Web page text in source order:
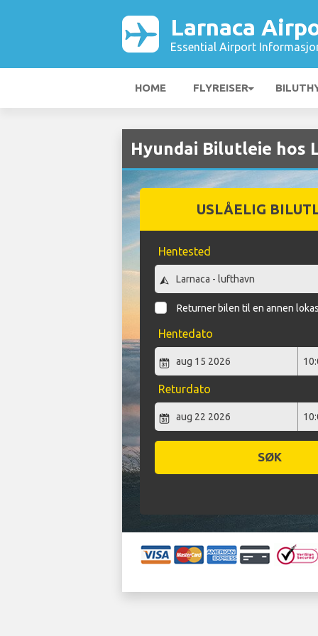
Larnaca
Essential Airport
HOME FLYREISER
Hyundai Bilutleie hos
USLÅELIG
Hentested
Returner bilen til en annen
Hentedato
Returdato
SØK